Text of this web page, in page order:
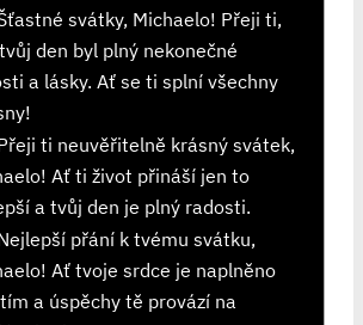
svátky, Michaelo! Přeji ti,
den byl plný nekonečné
a lásky. Ať se ti splní všechny
ti neuvěřitelně krásný svátek,
Ať ti život přináší jen to
a tvůj den je plný radosti.
přání k tvému svátku,
Ať tvoje srdce je naplněno
a úspěchy tě provází na